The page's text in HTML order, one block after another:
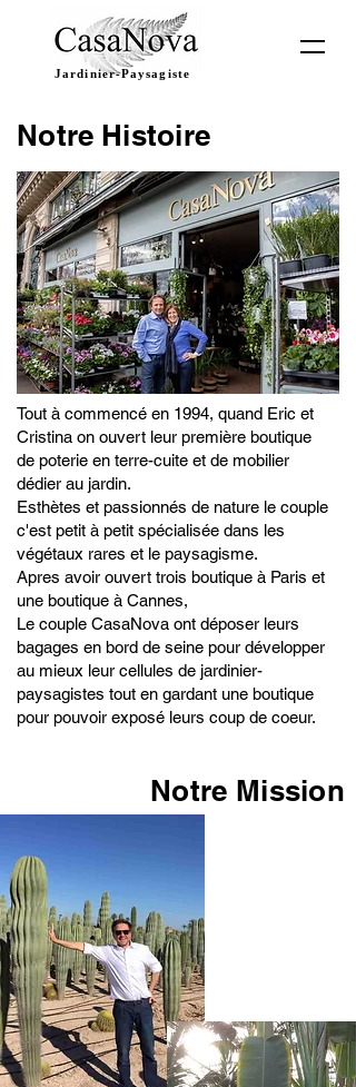
Jardinier-Paysagiste
Notre Histoire
Tout à commencé en 1994, quand Eric et
Cristina on ouvert leur première boutique
de poterie en terre-cuite et de mobilier
dédier au jardin.
Esthètes et passionnés de nature le couple
c'est petit à petit spécialisée dans les
végétaux rares et le paysagisme.
​Apres avoir ouvert trois boutique à Paris et
une boutique à Cannes,
Le couple CasaNova ont déposer leurs
bagages en bord de seine pour développer
au mieux leur cellules de jardinier-
paysagistes tout en gardant une boutique
pour pouvoir exposé leurs coup de coeur.
Notre Mission